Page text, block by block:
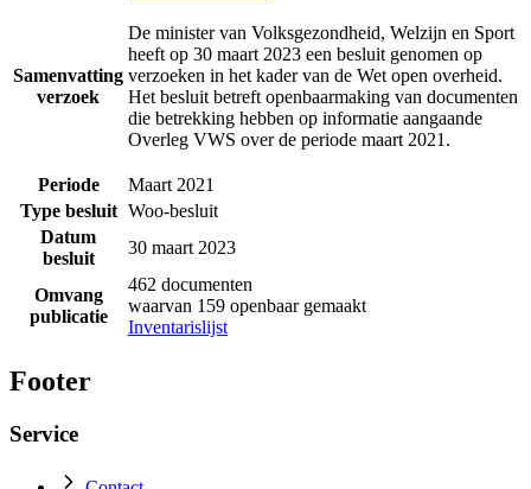
Samenvatting
verzoek
De minister van Volksgezondheid, Welzijn en Sport
heeft op 30 maart 2023 een besluit genomen op
verzoeken in het kader van de Wet open overheid.
Het besluit betreft openbaarmaking van documenten
die betrekking hebben op informatie aangaande
Overleg VWS over de periode maart 2021.
Periode
Maart 2021
Type besluit Woo-besluit
Datum
besluit
30 maart 2023
Omvang
publicatie
462 documenten
waarvan 159 openbaar gemaakt
Inventarislijst
Footer
Service